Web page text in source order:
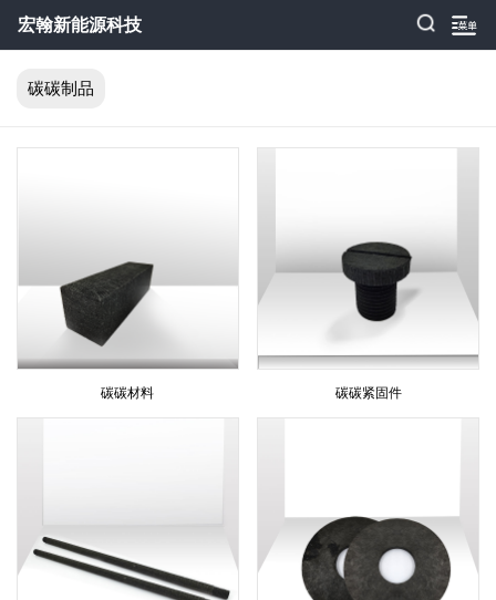
宏翰新能源科技
碳碳制品
碳碳材料 碳碳紧固件